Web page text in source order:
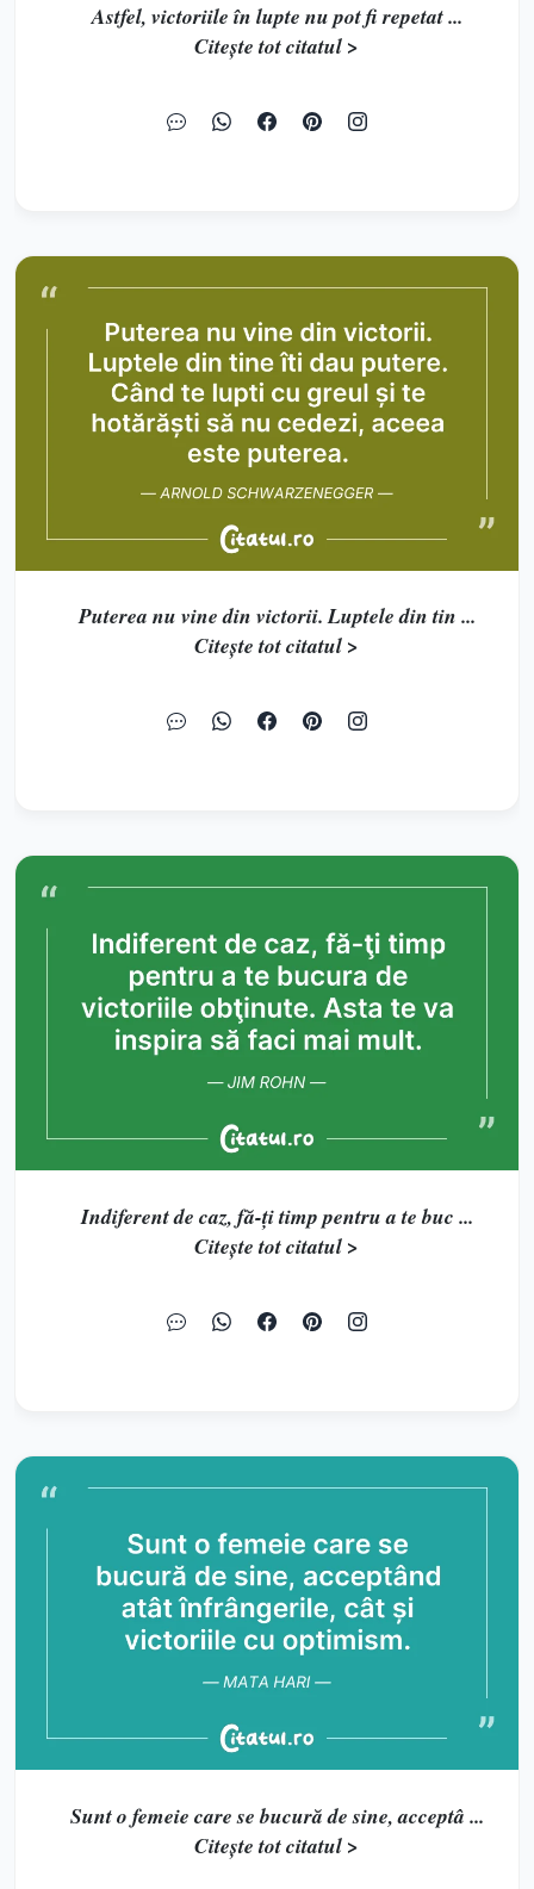
Astfel, victoriile în lupte nu pot fi repetat ...
Citește tot citatul >
Puterea nu vine din victorii. Luptele din tin ...
Citește tot citatul >
Indiferent de caz, fă-ţi timp pentru a te buc ...
Citește tot citatul >
Sunt o femeie care se bucură de sine, acceptâ ...
Citește tot citatul >